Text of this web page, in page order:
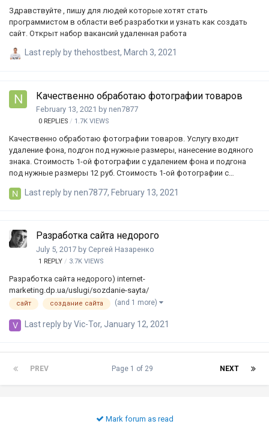
Здравствуйте , пишу для людей которые хотят стать
программистом в области веб разработки и узнать как создать
сайт. Открыт набор вакансий удаленная работа
Last reply bythehostbest, March 3, 2021
Качественно обработаю фотографии товаров
February 13, 2021 by nen7877
0 REPLIES 1.7K VIEWS
Качественно обработаю фотографии товаров. Услугу входит
удаление фона, подгон под нужные размеры, нанесение водяного
знака. Стоимость 1-ой фотографии с удалением фона и подгона
под нужные размеры 12 руб. Стоимость 1-ой фотографии с
размеры 16 руб. При заказе 100 фотографий “скидка 5%” По всем
Last reply bynen7877, February 13, 2021
Разработка сайта недорого
July 5, 2017 by Сергей Назаренко
1 REPLY 3.7K VIEWS
Разработка сайта недорого) internet-
marketing.dp.ua/uslugi/sozdanie-sayta/
Last reply byVic-Tor, January 12, 2021
сайт создание сайта (and 1 more)
PREV NEXT
Page 1 of 29
Mark forum as read